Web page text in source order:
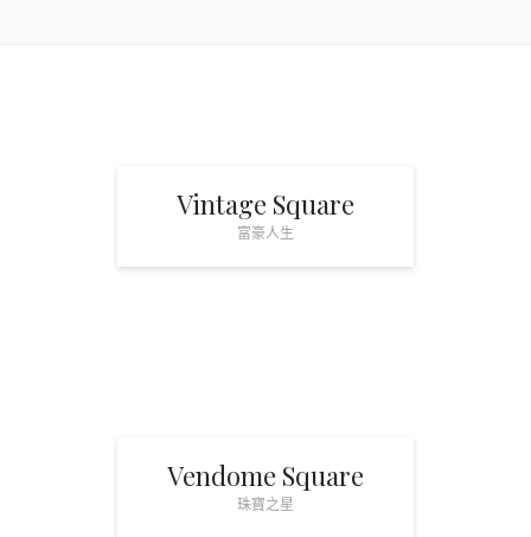
Vintage Square
富豪人生
Vendome Square
珠寶之星